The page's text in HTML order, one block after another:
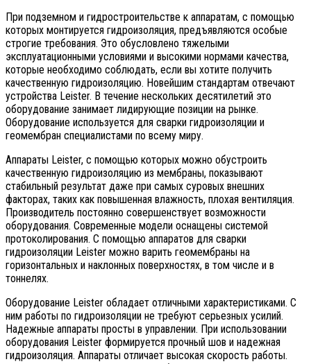
При подземном и гидростроительстве к аппаратам, с помощью
которых монтируется гидроизоляция, предъявляются особые
строгие требования. Это обусловлено тяжелыми
эксплуатационными условиями и высокими нормами качества,
которые необходимо соблюдать, если вы хотите получить
качественную гидроизоляцию. Новейшим стандартам отвечают
устройства Leister. В течение нескольких десятилетий это
оборудование занимает лидирующие позиции на рынке.
Оборудование используется для сварки гидроизоляции и
геомембран специалистами по всему миру.
Аппараты Leister, с помощью которых можно обустроить
качественную гидроизоляцию из мембраны, показывают
стабильный результат даже при самых суровых внешних
факторах, таких как повышенная влажность, плохая вентиляция.
Производитель постоянно совершенствует возможности
оборудования. Современные модели оснащены системой
протоколирования. С помощью аппаратов для сварки
гидроизоляции Leister можно варить геомембраны на
горизонтальных и наклонных поверхностях, в том числе и в
тоннелях.
Оборудование Leister обладает отличными характеристиками. С
ним работы по гидроизоляции не требуют серьезных усилий.
Надежные аппараты просты в управлении. При использовании
оборудования Leister формируется прочный шов и надежная
гидроизоляция. Аппараты отличает высокая скорость работы.